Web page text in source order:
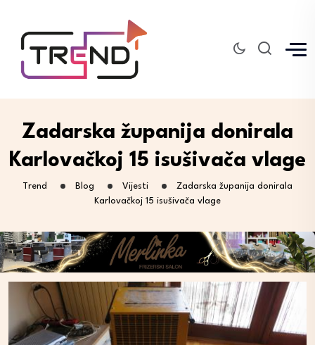
Zadarska županija donirala
Karlovačkoj 15 isušivača vlage
Trend Blog Vijesti
Zadarska županija donirala
Karlovačkoj 15 isušivača vlage